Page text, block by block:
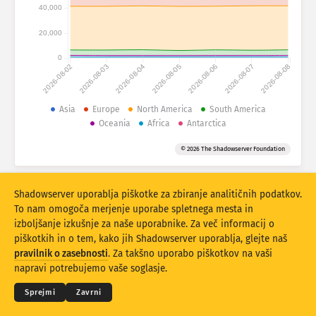
Statistika napadov: Naprave
Pomoč
Nabor podatkov
Omejitev
Prekrivanje
Posodobi Ponastavitev
Prenesite kot PNG
2026-08-02 2026-08-03 2026-08-04 2026-08-05 2026-08-06 2026-08-07 2026-08-08
0
20,000
40,000
Asia Europe North America
South America
Oceania
Africa Antarctica
© 2026 The Shadowserver Foundation
© 2026THE SHADOWSERVER FOUNDATION
Zasebnost in pogoji
Kontaktirajte nas Zasluge
Shadowserver uporablja piškotke za zbiranje analitičnih podatkov.
To nam omogoča merjenje uporabe spletnega mesta in
izboljšanje izkušnje za naše uporabnike. Za več informacij o
piškotkih in o tem, kako jih Shadowserver uporablja, glejte naš
pravilnik o zasebnosti. Za takšno uporabo piškotkov na vaši
napravi potrebujemo vaše soglasje.
Sprejmi Zavrni